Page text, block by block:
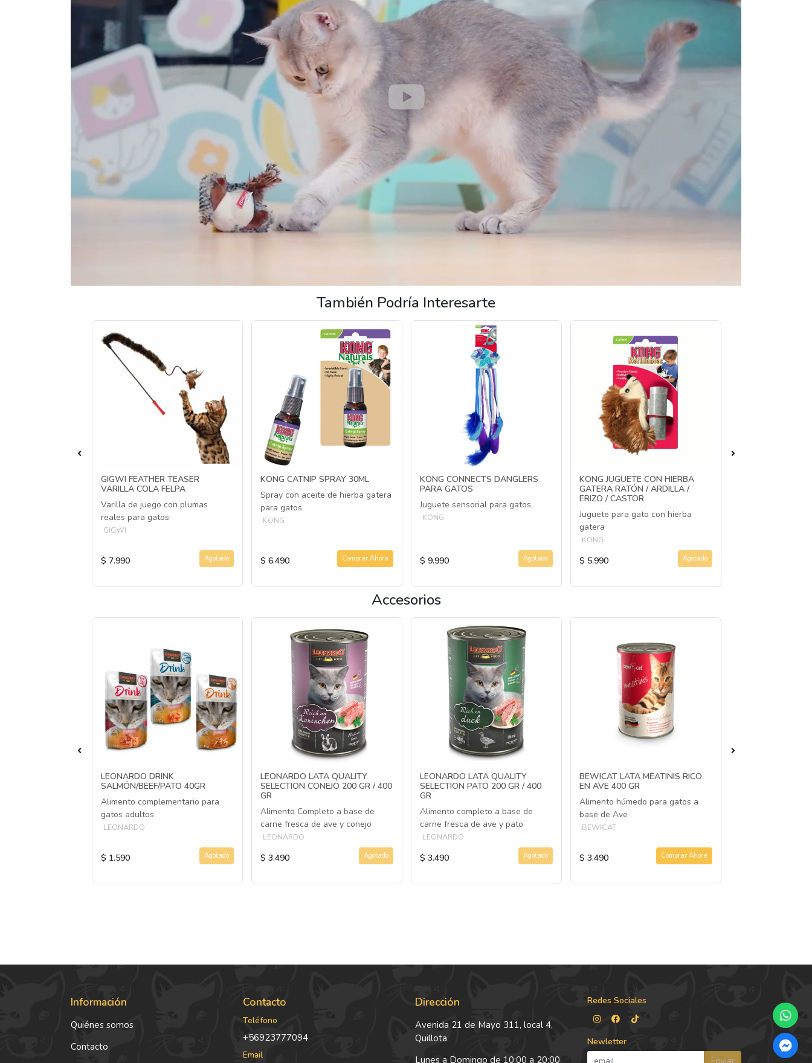
También Podría Interesarte
GIGWI FEATHER TEASER
VARILLA COLA FELPA
Varilla de juego con plumas
reales para gatos
GIGWI
$ 7.990 Agotado
KONG CATNIP SPRAY 30ML
Spray con aceite de hierba gatera
para gatos
KONG
$ 6.490 Comprar Ahora
KONG CONNECTS DANGLERS
PARA GATOS
Juguete sensorial para gatos
KONG
$ 9.990 Agotado
KONG JUGUETE CON HIERBA
GATERA RATÓN / ARDILLA /
ERIZO / CASTOR
Juguete para gato con hierba
gatera
KONG
$ 5.990 Agotado
Accesorios
LEONARDO DRINK
SALMÓN/BEEF/PATO 40GR
Alimento complementario para
gatos adultos
LEONARDO
$ 1.590 Agotado
LEONARDO LATA QUALITY
SELECTION CONEJO 200 GR / 400
GR
Alimento Completo a base de
carne fresca de ave y conejo
LEONARDO
$ 3.490 Agotado
LEONARDO LATA QUALITY
SELECTION PATO 200 GR / 400
GR
Alimento completo a base de
carne fresca de ave y pato
LEONARDO
$ 3.490 Agotado
BEWICAT LATA MEATINIS RICO
EN AVE 400 GR
Alimento húmedo para gatos a
base de Ave
BEWICAT
$ 3.490 Comprar Ahora
Información
Quiénes somos
Contacto
Contacto
Teléfono
+56923777094
Email
Dirección
Avenida 21 de Mayo 311, local 4,
Quillota
Lunes a Domingo de 10:00 a 20:00
Redes Sociales
Newletter